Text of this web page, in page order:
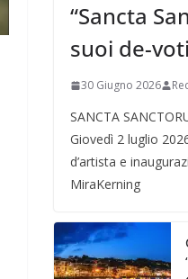
“Sancta
suoi de-
30 Giugno 2026
SANCTA
Giovedì 2 luglio
d’artista e
MiraKerning